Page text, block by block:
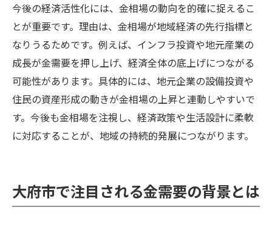
今後の経済活性化には、金相場の動向を的確に捉えるこ
とが重要です。理由は、金相場が地域経済の先行指標と
なりうるためです。例えば、インフラ投資や地元産業の
成長が金需要を押し上げ、経済全体の底上げにつながる
可能性があります。具体的には、地元企業の設備投資や
住民の資産形成の動きが金相場の上昇と連動しやすいで
す。今後も金相場を注視し、経済政策や生活設計に柔軟
に対応することが、地域の持続的発展につながります。
大府市で注目される金需要の背景とは